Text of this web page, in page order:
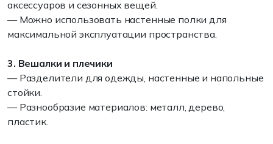
аксессуаров и сезонных вещей.
— Можно использовать настенные полки для
максимальной эксплуатации пространства.
3. Вешалки и плечики
— Разделители для одежды, настенные и напольные
стойки.
— Разнообразие материалов: металл, дерево,
пластик.